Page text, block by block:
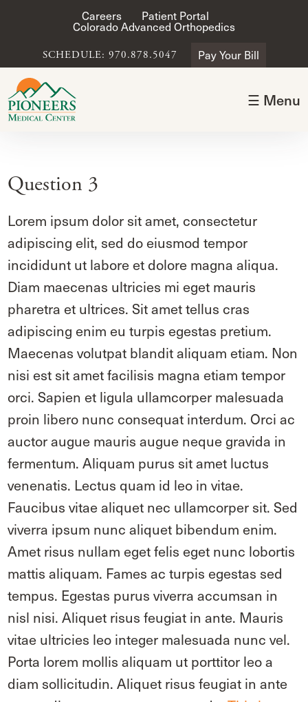
Careers Patient Portal
Colorado Advanced Orthopedics
SCHEDULE: 970.878.5047 Pay Your Bill
☰ Menu
Question 3
Lorem ipsum dolor sit amet, consectetur
adipiscing elit, sed do eiusmod tempor
incididunt ut labore et dolore magna aliqua.
Diam maecenas ultricies mi eget mauris
pharetra et ultrices. Sit amet tellus cras
adipiscing enim eu turpis egestas pretium.
Maecenas volutpat blandit aliquam etiam. Non
nisi est sit amet facilisis magna etiam tempor
orci. Sapien et ligula ullamcorper malesuada
proin libero nunc consequat interdum. Orci ac
auctor augue mauris augue neque gravida in
fermentum. Aliquam purus sit amet luctus
venenatis. Lectus quam id leo in vitae.
Faucibus vitae aliquet nec ullamcorper sit. Sed
viverra ipsum nunc aliquet bibendum enim.
Amet risus nullam eget felis eget nunc lobortis
mattis aliquam. Fames ac turpis egestas sed
tempus. Egestas purus viverra accumsan in
nisl nisi. Aliquet risus feugiat in ante. Mauris
vitae ultricies leo integer malesuada nunc vel.
Porta lorem mollis aliquam ut porttitor leo a
diam sollicitudin. Aliquet risus feugiat in ante